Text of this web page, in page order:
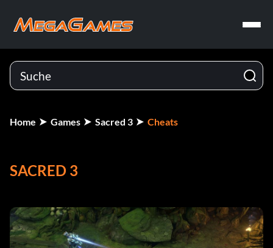
Home Games Sacred 3 Cheats
SACRED 3